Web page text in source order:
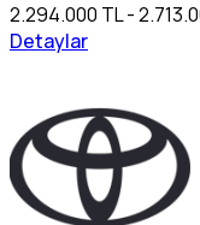
2.294.000 TL -
Detaylar